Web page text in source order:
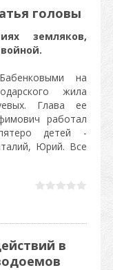
головы
земляков,
на
жила
Глава ее
работал
детей -
Юрий. Все
в